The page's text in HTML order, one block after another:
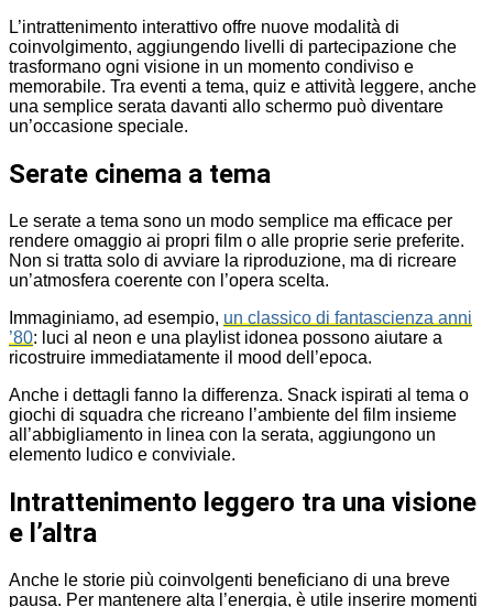
L’intrattenimento interattivo offre nuove modalità di
coinvolgimento, aggiungendo livelli di partecipazione che
trasformano ogni visione in un momento condiviso e
memorabile. Tra eventi a tema, quiz e attività leggere, anche
una semplice serata davanti allo schermo può diventare
un’occasione speciale.
Serate cinema a tema
Le serate a tema sono un modo semplice ma efficace per
rendere omaggio ai propri film o alle proprie serie preferite.
Non si tratta solo di avviare la riproduzione, ma di ricreare
un’atmosfera coerente con l’opera scelta.
Immaginiamo, ad esempio, un classico di fantascienza anni
’80: luci al neon e una playlist idonea possono aiutare a
ricostruire immediatamente il mood dell’epoca.
Anche i dettagli fanno la differenza. Snack ispirati al tema o
giochi di squadra che ricreano l’ambiente del film insieme
all’abbigliamento in linea con la serata, aggiungono un
elemento ludico e conviviale.
Intrattenimento leggero tra una visione
e l’altra
Anche le storie più coinvolgenti beneficiano di una breve
pausa. Per mantenere alta l’energia, è utile inserire momenti